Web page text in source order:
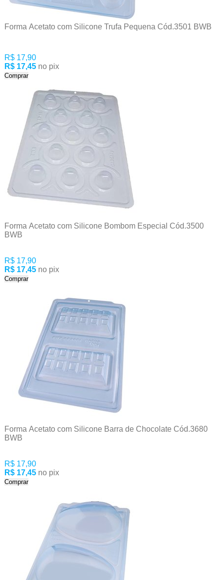
Forma Acetato com Silicone Trufa Pequena Cód.3501 BWB
R$ 17,90
R$ 17,45
no pix
Comprar
Forma Acetato com Silicone Bombom Especial Cód.3500
BWB
R$ 17,90
R$ 17,45
no pix
Comprar
Forma Acetato com Silicone Barra de Chocolate Cód.3680
BWB
R$ 17,90
R$ 17,45
no pix
Comprar